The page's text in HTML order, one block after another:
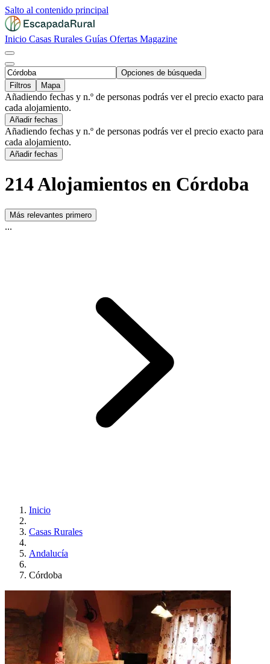
Salto al contenido principal
Inicio Casas Rurales Guías Ofertas Magazine
Opciones de búsqueda
Filtros
Mapa
Añadiendo fechas y n.º de personas podrás ver el precio exacto para
cada alojamiento.
Añadir fechas
Añadiendo fechas y n.º de personas podrás ver el precio exacto para
cada alojamiento.
Añadir fechas
214 Alojamientos en Córdoba
Más relevantes primero
...
Inicio
Casas Rurales
Andalucía
Córdoba